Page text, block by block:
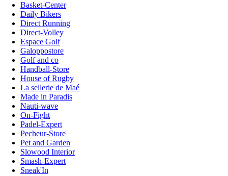
Basket-Center
Daily Bikers
Direct Running
Direct-Volley
Espace Golf
Galoppostore
Golf and co
Handball-Store
House of Rugby
La sellerie de Maé
Made in Paradis
Nauti-wave
On-Fight
Padel-Expert
Pecheur-Store
Pet and Garden
Slowood Interior
Smash-Expert
Sneak'In